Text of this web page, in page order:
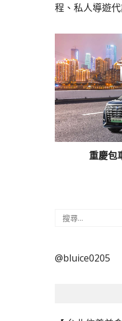
程、私人導遊代
重慶包
搜
鍵
@bluice0205